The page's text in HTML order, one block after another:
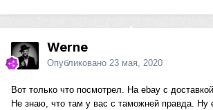
Werne
Опубликовано 23 мая, 2020
Вот только что посмотрел. На ebay с
Не знаю, что там у вас с таможней правда. Ну